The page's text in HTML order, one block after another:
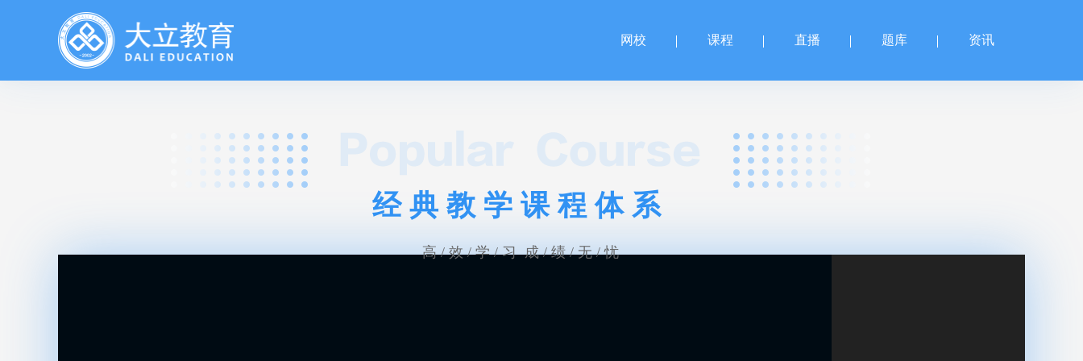
网校 课程 直播 题库 资讯
经典教学课程体系
高 / 效 / 学 / 习 成 / 绩 / 无 / 忧